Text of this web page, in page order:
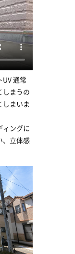
通常
しまうの
しまいま
ィングに
、立体感